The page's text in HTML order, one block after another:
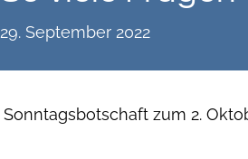
29. September 2022
Sonntagsbotschaft zum 2.